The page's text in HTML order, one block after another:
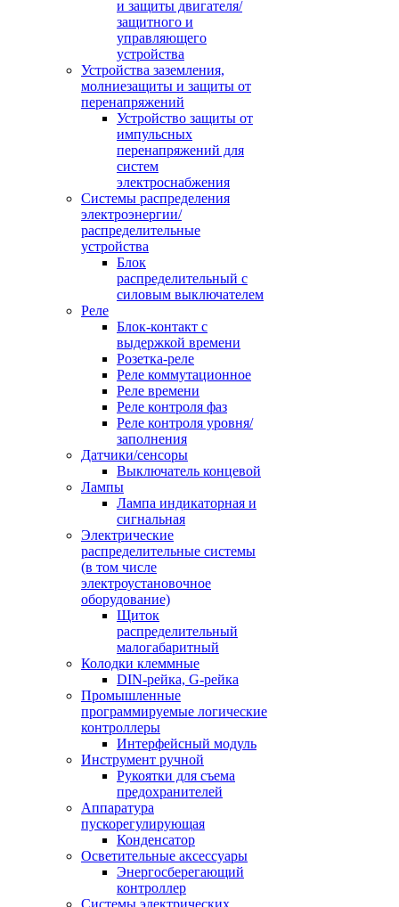
и защиты двигателя/
защитного и
управляющего
устройства
Устройства заземления,
молниезащиты и защиты от
перенапряжений
Устройство защиты от
импульсных
перенапряжений для
систем
электроснабжения
Системы распределения
электроэнергии/
распределительные
устройства
Блок
распределительный с
силовым выключателем
Реле
Блок-контакт с
выдержкой времени
Розетка-реле
Реле коммутационное
Реле времени
Реле контроля фаз
Реле контроля уровня/
заполнения
Датчики/сенсоры
Выключатель концевой
Лампы
Лампа индикаторная и
сигнальная
Электрические
распределительные системы
(в том числе
электроустановочное
оборудование)
Щиток
распределительный
малогабаритный
Колодки клеммные
DIN-рейка, G-рейка
Промышленные
программируемые логические
контроллеры
Интерфейсный модуль
Инструмент ручной
Рукоятки для съема
предохранителей
Аппаратура
пускорегулирующая
Конденсатор
Осветительные аксессуары
Энергосберегающий
контроллер
Системы электрических